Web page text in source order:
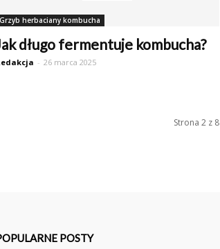
Grzyb herbaciany kombucha
długo fermentuje kombucha?
- 26 marca 2025
Strona 2 z 8
POSTY